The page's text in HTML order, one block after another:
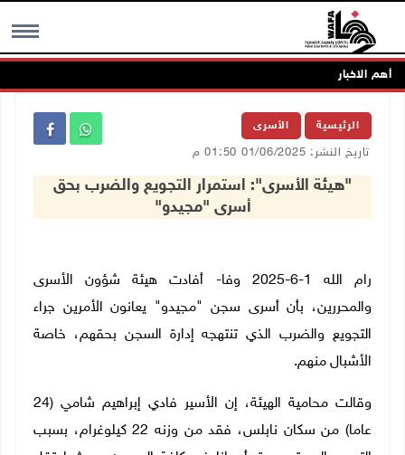
MENU أهم الاخبار
الرئيسية الأسرى
تاريخ النشر: 01/06/2025 01:50 م
"هيئة الأسرى": استمرار التجويع والضرب بحق
أسرى "مجيدو"
رام الله 1-6-2025 وفا- أفادت هيئة شؤون الأسرى
والمحررين، بأن أسرى سجن "مجيدو" يعانون الأمرين جراء
التجويع والضرب الذي تنتهجه إدارة السجن بحقهم، خاصة
الأشبال منهم.
وقالت محامية الهيئة، إن الأسير فادي إبراهيم شامي (24
عاما) من سكان نابلس، فقد من وزنه 22 كيلوغرام، بسبب